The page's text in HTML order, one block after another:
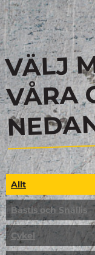
VÄLJ
VÅRA
Allt
Bästis och Snällis
Cykel